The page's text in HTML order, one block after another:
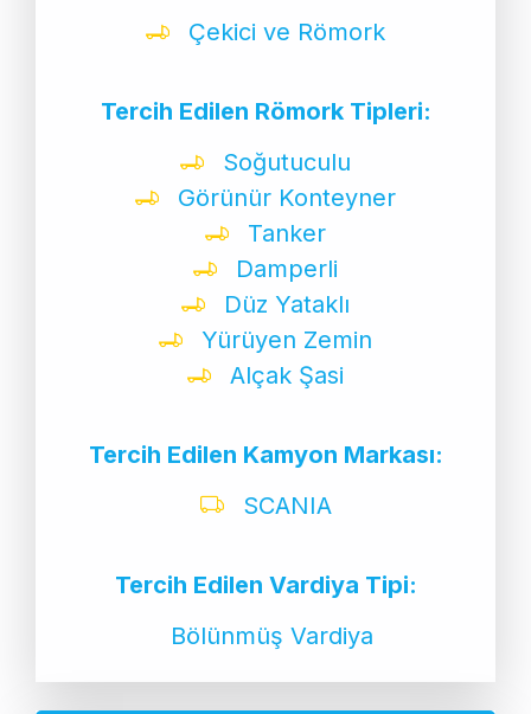
Çekici ve Römork
Tercih Edilen Römork Tipleri:
Soğutuculu
Görünür Konteyner
Tanker
Damperli
Düz Yataklı
Yürüyen Zemin
Alçak Şasi
Tercih Edilen Kamyon Markası:
SCANIA
Tercih Edilen Vardiya Tipi:
Bölünmüş Vardiya